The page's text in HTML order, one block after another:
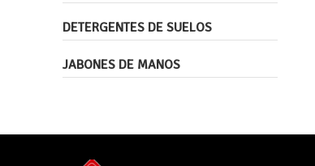
DETERGENTES DE SUELOS
JABONES DE MANOS